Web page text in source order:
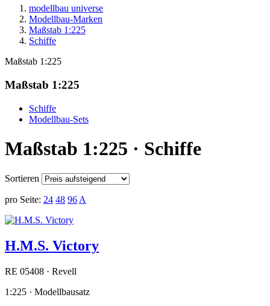
modellbau universe
Modellbau-Marken
Maßstab 1:225
Schiffe
Maßstab 1:225
Maßstab 1:225
Schiffe
Modellbau-Sets
Maßstab 1:225 · Schiffe
Sortieren
pro Seite: 24 48 96 A
H.M.S. Victory
RE 05408 · Revell
1:225 · Modellbausatz